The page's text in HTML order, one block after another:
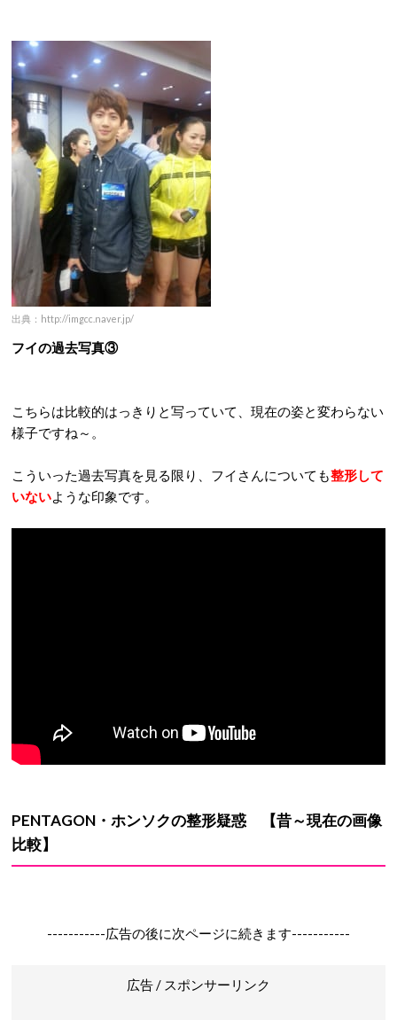
出典：http://imgcc.naver.jp/
フイの過去写真③
こちらは比較的はっきりと写っていて、現在の姿と変わらない
様子ですね～。
こういった過去写真を見る限り、フイさんについても整形して
いないような印象です。
PENTAGON・ホンソクの整形疑惑
【昔～現在の画像
比較】
-----------広告の後に次ページに続きます-----------
広告 / スポンサーリンク